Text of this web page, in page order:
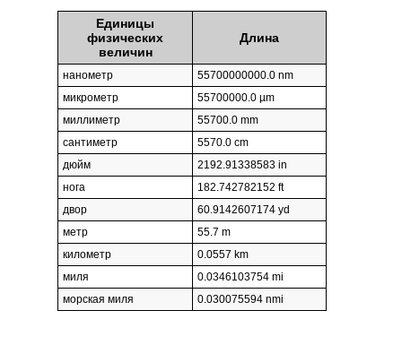
Единицы
физических
величин
Длина
нанометр
55700000000.0 nm
микрометр
55700000.0 µm
миллиметр
55700.0 mm
сантиметр
5570.0 cm
дюйм
2192.91338583 in
нога
182.742782152 ft
двор
60.9142607174 yd
метр
55.7 m
километр
0.0557 km
миля
0.0346103754 mi
морская миля
0.030075594 nmi